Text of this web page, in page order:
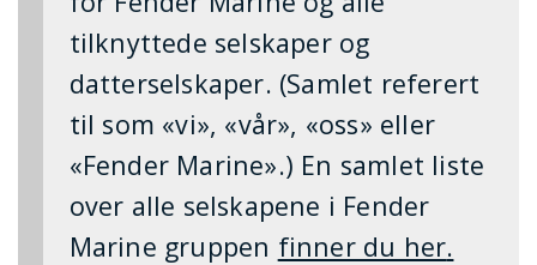
tilknyttede selskaper og
datterselskaper. (Samlet referert
til som «vi», «vår», «oss» eller
«Fender Marine».) En samlet liste
over alle selskapene i Fender
Marine gruppen finner du her.